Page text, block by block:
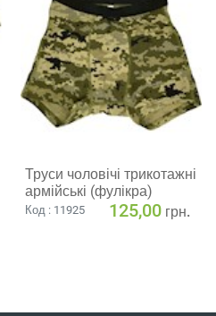
Труси чоловічі трикотажні
армійські (фулікра)
Код : 11925 125,00 грн.